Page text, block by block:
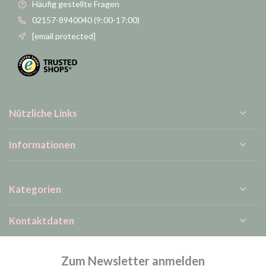
Häufig gestellte Fragen
02157-8940040 (9:00-17:00)
[email protected]
Nützliche Links
Informationen
Kategorien
Kontaktdaten
Zum Newsletter anmelden